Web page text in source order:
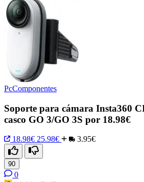
PcComponentes
Soporte para cámara Insta360
casco GO 3/GO 3S por 18.98€
18.98€ 25.98€ 3.95€
90
0